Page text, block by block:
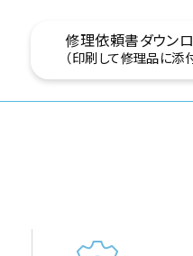
修理依頼書ダウン
（印刷して修理品に添